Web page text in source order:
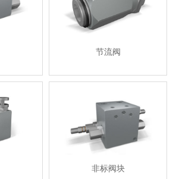
节流阀
非标阀块